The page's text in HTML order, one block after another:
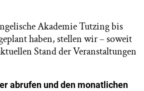
Akademie Tutzing bis
haben, stellen wir – soweit
Stand der Veranstaltungen
abrufen und den monatlichen